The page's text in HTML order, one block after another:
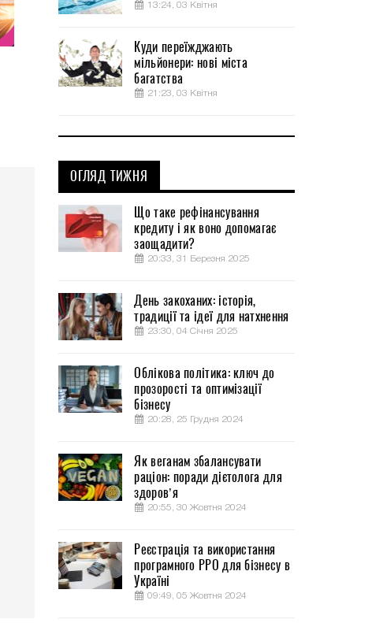
13:24, 03 Квітня
Куди переїжджають
мільйонери: нові міста
багатства
21:23, 03 Квітня
ОГЛЯД ТИЖНЯ
Що таке рефінансування
кредиту і як воно допомагає
заощадити?
20:33, 31 Березня 2025
День закоханих: історія,
традиції та ідеї для натхнення
23:30, 04 Січня 2025
Облікова політика: ключ до
прозорості та оптимізації
бізнесу
20:28, 25 Грудня 2024
Як веганам збалансувати
раціон: поради дієтолога для
здоров’я
20:55, 30 Жовтня 2024
Реєстрація та використання
програмного РРО для бізнесу в
Україні
09:49, 05 Жовтня 2024